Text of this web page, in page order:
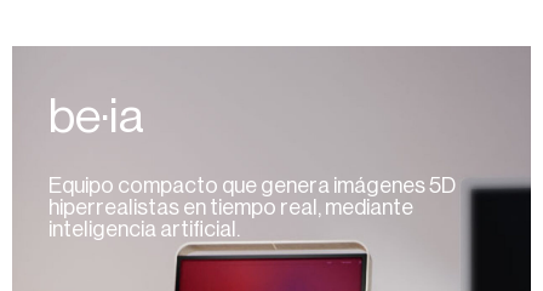
be·ia
Equipo compacto que genera imágenes 5D
hiperrealistas en tiempo real, mediante
inteligencia artificial.